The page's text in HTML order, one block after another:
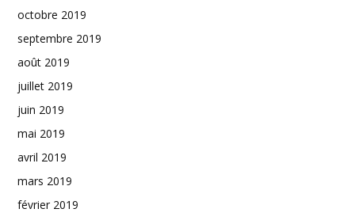
octobre 2019
septembre 2019
août 2019
juillet 2019
juin 2019
mai 2019
avril 2019
mars 2019
février 2019